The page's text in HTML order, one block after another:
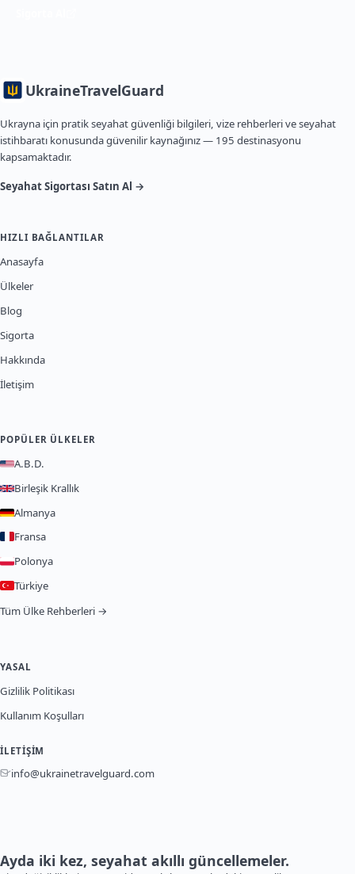
UkraineTravelGuard
Ukrayna için pratik seyahat güvenliği bilgileri, vize rehberleri ve seyahat
istihbaratı konusunda güvenilir kaynağınız — 195 destinasyonu
kapsamaktadır.
Seyahat Sigortası Satın Al →
HIZLI BAĞLANTILAR
Anasayfa
Ülkeler
Blog
Sigorta
Hakkında
İletişim
POPÜLER ÜLKELER
A.B.D.
Birleşik Krallık
Almanya
Fransa
Polonya
Türkiye
Tüm Ülke Rehberleri →
YASAL
Gizlilik Politikası
Kullanım Koşulları
İLETIŞIM
info@ukrainetravelguard.com
Ayda iki kez, seyahat akıllı güncellemeler.